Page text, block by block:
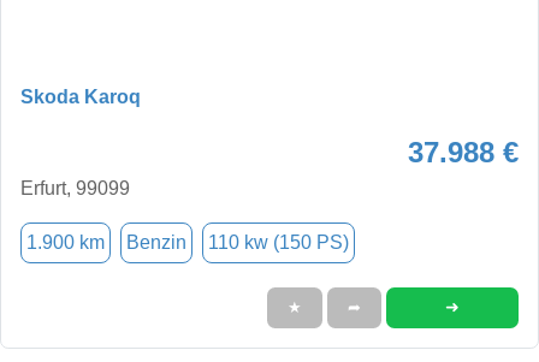
Skoda Karoq
37.988 €
Erfurt, 99099
1.900 km Benzin 110 kw (150 PS)
★ ➦ ➜